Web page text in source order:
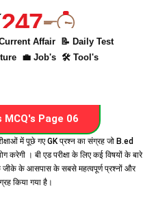
247
Affair
📝 Daily Test
💼 Job's 🛠 Tool's
MCQ's Page 06
में पूछे गए GK प्रश्न का संग्रह जो B.ed
करेगी । बी एड परीक्षा के लिए कई विषयों के बारे
जीके के आसपास के सबसे महत्वपूर्ण प्रश्नों और
किया गया है।